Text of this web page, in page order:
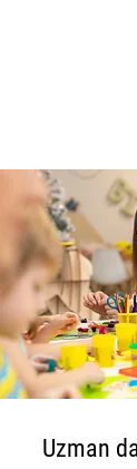
Uzman